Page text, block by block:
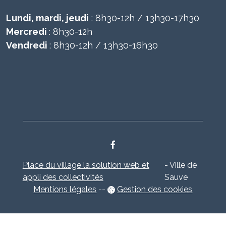
Lundi, mardi, jeudi : 8h30-12h / 13h30-17h30
Mercredi : 8h30-12h
Vendredi : 8h30-12h / 13h30-16h30
Place du village la solution web et
appli des collectivités
- Ville de
Sauve
Mentions légales -- Gestion des cookies